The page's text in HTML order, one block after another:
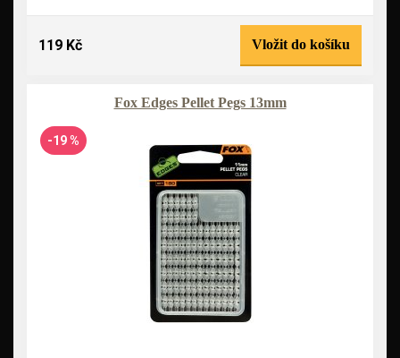
119 Kč Vložit do košíku
Fox Edges Pellet Pegs 13mm
-19 %